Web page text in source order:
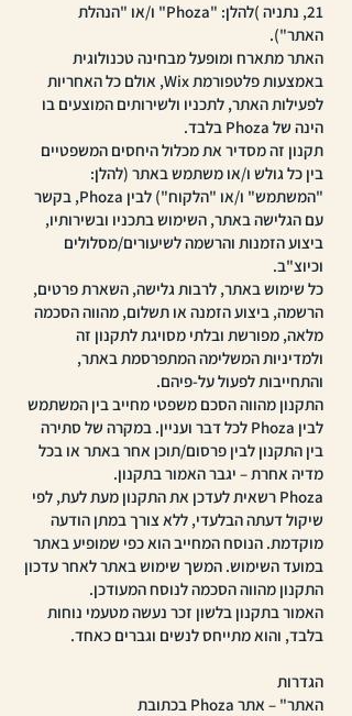
21, נתניה )להלן: "Phoza" ו/או "הנהלת
האתר").
האתר מתארח ומופעל מבחינה טכנולוגית
באמצעות פלטפורמת Wix, אולם כל האחריות
לפעילות האתר, לתכניו ולשירותים המוצעים בו
הינה של Phoza בלבד.
תקנון זה מסדיר את מכלול היחסים המשפטיים
בין כל גולש ו/או משתמש באתר (להלן:
"המשתמש" ו/או "הלקוח") לבין Phoza, בקשר
עם הגלישה באתר, השימוש בתכניו ובשירותיו,
ביצוע הזמנות והרשמה לשיעורים/מסלולים
וכיוצ"ב.
כל שימוש באתר, לרבות גלישה, השארת פרטים,
הרשמה, ביצוע הזמנה או תשלום, מהווה הסכמה
מלאה, מפורשת ובלתי מסויגת לתקנון זה
ולמדיניות המשלימה המתפרסמת באתר,
והתחייבות לפעול על-פיהם.
התקנון מהווה הסכם משפטי מחייב בין המשתמש
לבין Phoza לכל דבר ועניין. במקרה של סתירה
בין התקנון לבין פרסום/תוכן אחר באתר או בכל
מדיה אחרת – יגבר האמור בתקנון.
Phoza רשאית לעדכן את התקנון מעת לעת, לפי
שיקול דעתה הבלעדי, ללא צורך במתן הודעה
מוקדמת. הנוסח המחייב הוא כפי שמופיע באתר
במועד השימוש. המשך שימוש באתר לאחר עדכון
התקנון מהווה הסכמה לנוסח המעודכן.
האמור בתקנון בלשון זכר נעשה מטעמי נוחות
בלבד, והוא מתייחס לנשים וגברים כאחד.
הגדרות
האתר" – אתר Phoza בכתובת